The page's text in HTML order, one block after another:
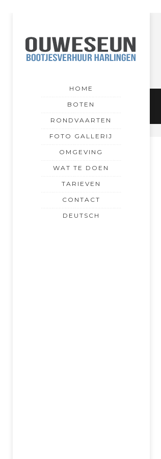
HOME
BOTEN
RONDVAARTEN
FOTO GALLERIJ
OMGEVING
WAT TE DOEN
TARIEVEN
CONTACT
DEUTSCH